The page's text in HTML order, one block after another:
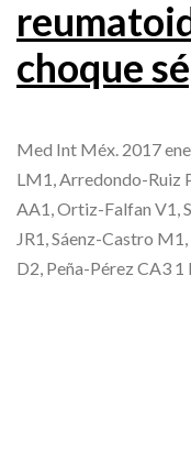
choque
Med Int Méx. 2017
LM1, Arredondo-Ruiz
AA1, Ortiz-Falfan V1,
JR1, Sáenz-Castro
D2, Peña-Pérez CA3